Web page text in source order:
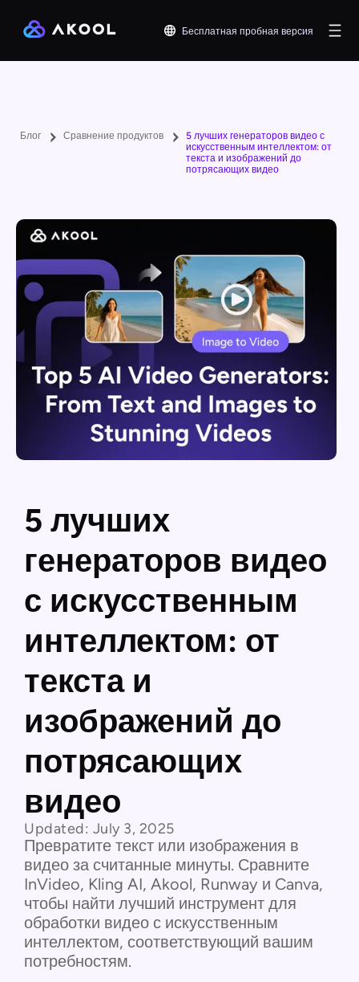
Бесплатная пробная версия
Блог Сравнение продуктов
5 лучших генераторов видео с
искусственным интеллектом: от
текста и изображений до
потрясающих видео
5 лучших
генераторов видео
с искусственным
интеллектом: от
текста и
изображений до
потрясающих
видео
Updated: July 3, 2025
Превратите текст или изображения в
видео за считанные минуты. Сравните
InVideo, Kling AI, Akool, Runway и Canva,
чтобы найти лучший инструмент для
обработки видео с искусственным
интеллектом, соответствующий вашим
потребностям.